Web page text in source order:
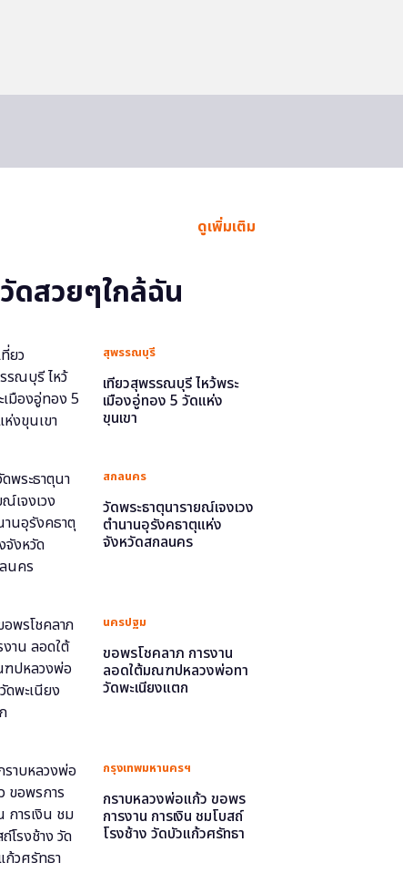
ดูเพิ่มเติม
วัดสวยๆใกล้ฉัน
สุพรรณบุรี
เที่ยวสุพรรณบุรี ไหว้พระ
เมืองอู่ทอง 5 วัดแห่ง
ขุนเขา
สกลนคร
วัดพระธาตุนารายณ์เจงเวง
ตำนานอุรังคธาตุแห่ง
จังหวัดสกลนคร
นครปฐม
ขอพรโชคลาภ การงาน
ลอดใต้มณฑปหลวงพ่อทา
วัดพะเนียงแตก
กรุงเทพมหานครฯ
กราบหลวงพ่อแก้ว ขอพร
การงาน การเงิน ชมโบสถ์
โรงช้าง วัดบัวแก้วศรัทธา